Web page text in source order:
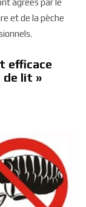
agréés par le
et de la pèche
efficace
de lit »